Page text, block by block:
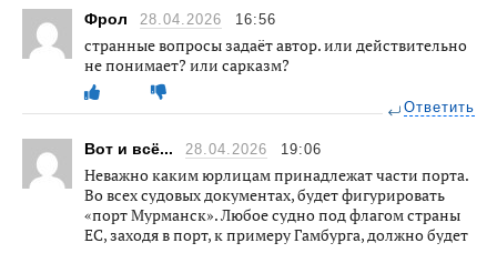
Фрол 28.04.2026 16:56
странные вопросы задаёт автор. или действительно
не понимает? или сарказм?
Ответить
Вот и всё... 28.04.2026 19:06
Неважно каким юрлицам принадлежат части порта.
Во всех судовых документах, будет фигурировать
«порт Мурманск». Любое судно под флагом страны
ЕС, заходя в порт, к примеру Гамбурга, должно будет